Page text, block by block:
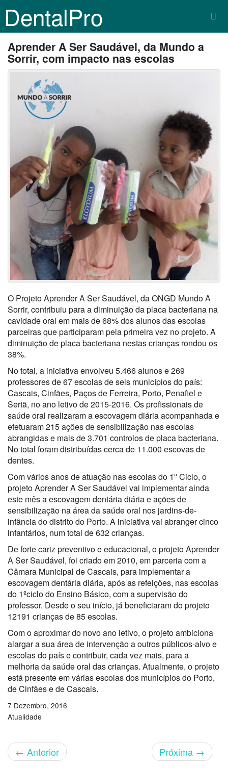
DentalPro
Aprender A Ser Saudável, da Mundo a
Sorrir, com impacto nas escolas
O Projeto Aprender A Ser Saudável, da ONGD Mundo A
Sorrir, contribuiu para a diminuição da placa bacteriana na
cavidade oral em mais de 68% dos alunos das escolas
parceiras que participaram pela primeira vez no projeto. A
diminuição de placa bacteriana nestas crianças rondou os
38%.
No total, a iniciativa envolveu 5.466 alunos e 269
professores de 67 escolas de seis municípios do país:
Cascais, Cinfães, Paços de Ferreira, Porto, Penafiel e
Sertã, no ano letivo de 2015-2016. Os profissionais de
saúde oral realizaram a escovagem diária acompanhada e
efetuaram 215 ações de sensibilização nas escolas
abrangidas e mais de 3.701 controlos de placa bacteriana.
No total foram distribuídas cerca de 11.000 escovas de
dentes.
Com vários anos de atuação nas escolas do 1º Ciclo, o
projeto Aprender A Ser Saudável vai implementar ainda
este mês a escovagem dentária diária e ações de
sensibilização na área da saúde oral nos jardins-de-
infância do distrito do Porto. A iniciativa vai abranger cinco
infantários, num total de 632 crianças.
De forte cariz preventivo e educacional, o projeto Aprender
A Ser Saudável, foi criado em 2010, em parceria com a
Câmara Municipal de Cascais, para implementar a
escovagem dentária diária, após as refeições, nas escolas
do 1ºciclo do Ensino Básico, com a supervisão do
professor. Desde o seu início, já beneficiaram do projeto
12191 crianças de 85 escolas.
Com o aproximar do novo ano letivo, o projeto ambiciona
alargar a sua área de intervenção a outros públicos-alvo e
escolas do país e contribuir, cada vez mais, para a
melhoria da saúde oral das crianças. Atualmente, o projeto
está presente em várias escolas dos municípios do Porto,
de Cinfães e de Cascais.
7 Dezembro, 2016
Atualidade
← Anterior Próxima →